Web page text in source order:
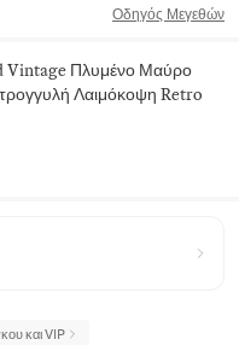
Οδηγός Μεγεθών
Vintage Πλυμένο Μαύρο
Λαιμόκοψη Retro
και VIP